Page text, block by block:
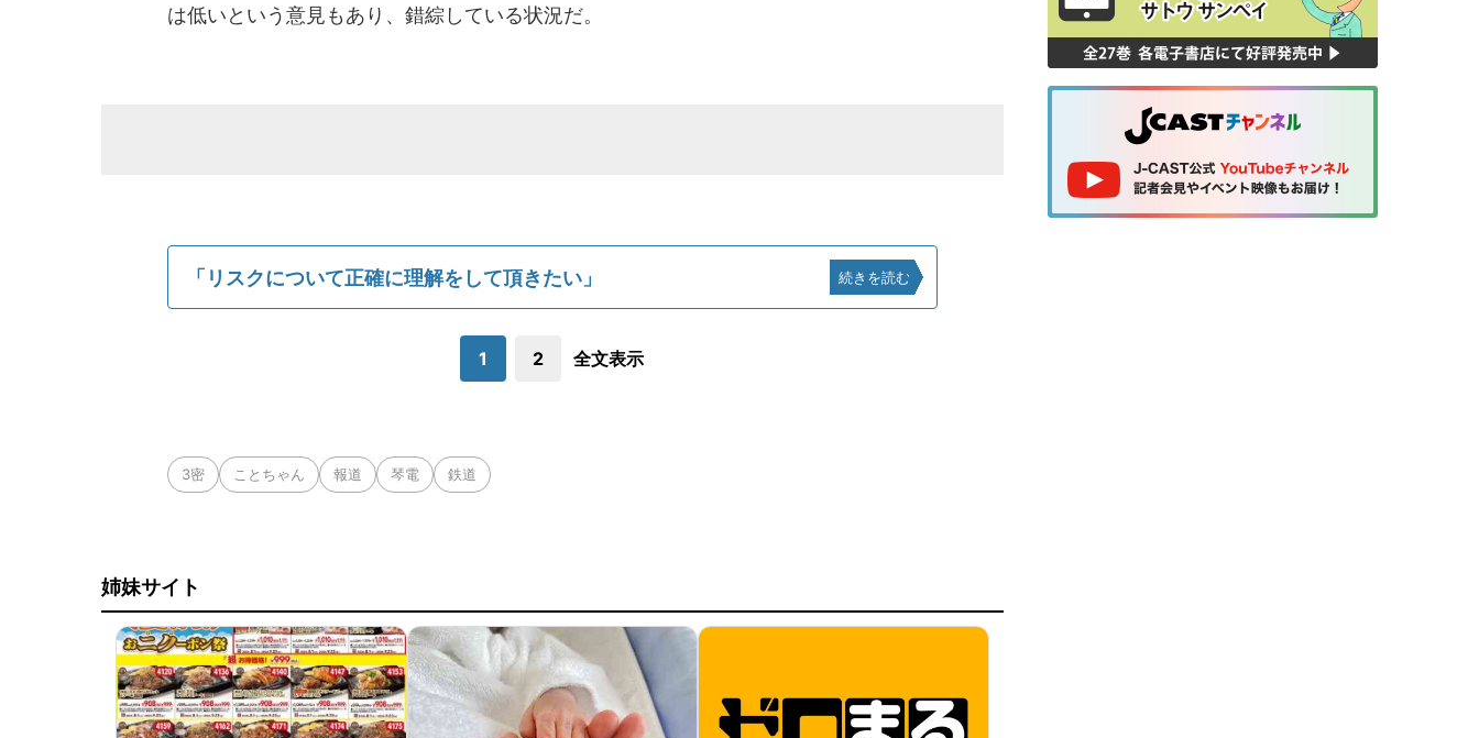
は低いという意見もあり、錯綜している状況だ。
「リスクについて正確に理解をして頂きたい」 続きを読む
1 2 全文表示
3密 ことちゃん 報道 琴電 鉄道
姉妹サイト